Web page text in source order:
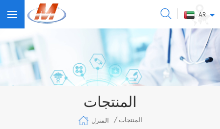
AR
المنتجات
المنزل / المنتجات